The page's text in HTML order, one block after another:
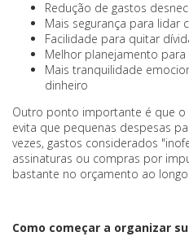
Redução de gastos
Mais segurança para lidar
Facilidade para quitar
Melhor planejamento
Mais tranquilidade
dinheiro
Outro ponto importante é que
evita que pequenas despesas
vezes, gastos considerados
assinaturas ou compras por
bastante no orçamento ao
Como começar a organizar